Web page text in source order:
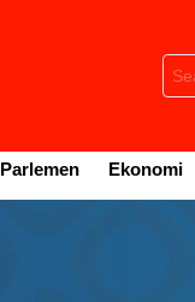
for:
Parlemen Ekonomi